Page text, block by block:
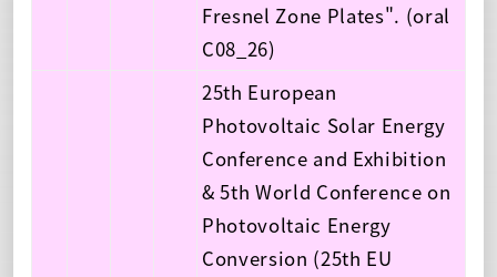
Fresnel Zone Plates". (oral
C08_26)
25th European
Photovoltaic Solar Energy
Conference and Exhibition
& 5th World Conference on
Photovoltaic Energy
Conversion (25th EU